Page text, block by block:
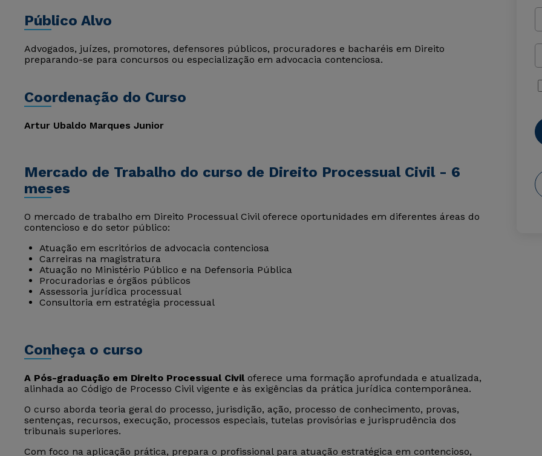
Público Alvo
Advogados, juízes, promotores, defensores públicos, procuradores e bacharéis em Direito
preparando-se para concursos ou especialização em advocacia contenciosa.
Coordenação do Curso
Artur Ubaldo Marques Junior
Mercado de Trabalho do curso de Direito Processual Civil - 6
meses
O mercado de trabalho em Direito Processual Civil oferece oportunidades em diferentes áreas do
contencioso e do setor público:
Atuação em escritórios de advocacia contenciosa
Carreiras na magistratura
Atuação no Ministério Público e na Defensoria Pública
Procuradorias e órgãos públicos
Assessoria jurídica processual
Consultoria em estratégia processual
Conheça o curso
A Pós-graduação em Direito Processual Civiloferece uma formação aprofundada e atualizada,
alinhada ao Código de Processo Civil vigente e às exigências da prática jurídica contemporânea.
O curso aborda teoria geral do processo, jurisdição, ação, processo de conhecimento, provas,
sentenças, recursos, execução, processos especiais, tutelas provisórias e jurisprudência dos
tribunais superiores.
Com foco na aplicação prática, prepara o profissional para atuação estratégica em contencioso,